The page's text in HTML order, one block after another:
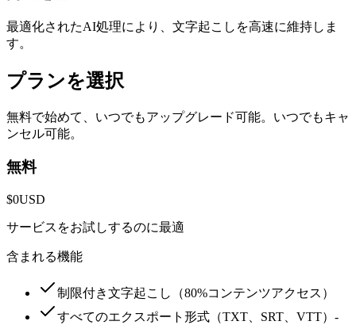
最適化されたAI処理により、文字起こしを高速に維持しま
す。
プランを選択
無料で始めて、いつでもアップグレード可能。いつでもキャ
ンセル可能。
無料
$0USD
サービスをお試しするのに最適
含まれる機能
制限付き文字起こし（80%コンテンツアクセス）
すべてのエクスポート形式（TXT、SRT、VTT）-